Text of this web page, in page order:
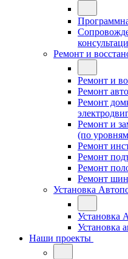
Ремонт и
Ремонт и
Ремонт
Ремонт
Ремонт и
(по
Ремонт
Ремонт
Ремонт
Ремонт
Установка
Установка
Установка
Наши проекты